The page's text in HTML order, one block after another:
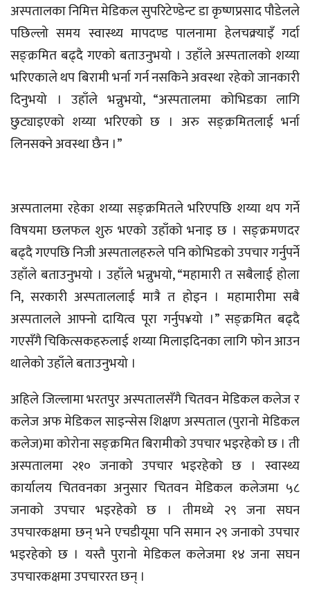
अस्पतालका निमित्त मेडिकल सुपरिटेण्डेन्ट डा कृष्णप्रसाद पौडेलले
पछिल्लो समय स्वास्थ्य मापदण्ड पालनामा हेलचक्र्याइँ गर्दा
सङ्क्रमित बढ्दै गएको बताउनुभयो । उहाँले अस्पतालको शय्या
भरिएकाले थप बिरामी भर्ना गर्न नसकिने अवस्था रहेको जानकारी
दिनुभयो । उहाँले भन्नुभयो, “अस्पतालमा कोभिडका लागि
छुट्याइएको शय्या भरिएको छ । अरु सङ्क्रमितलाई भर्ना
लिनसक्ने अवस्था छैन ।”
अस्पतालमा रहेका शय्या सङ्क्रमितले भरिएपछि शय्या थप गर्ने
विषयमा छलफल शुरु भएको उहाँको भनाइ छ । सङ्क्रमणदर
बढ्दै गएपछि निजी अस्पतालहरुले पनि कोभिडको उपचार गर्नुपर्ने
उहाँले बताउनुभयो । उहाँले भन्नुभयो, “महामारी त सबैलाई होला
नि, सरकारी अस्पताललाई मात्रै त होइन । महामारीमा सबै
अस्पतालले आफ्नो दायित्व पूरा गर्नुप¥यो ।” सङ्क्रमित बढ्दै
गएसँगै चिकित्सकहरुलाई शय्या मिलाइदिनका लागि फोन आउन
थालेको उहाँले बताउनुभयो ।
अहिले जिल्लामा भरतपुर अस्पतालसँगै चितवन मेडिकल कलेज र
कलेज अफ मेडिकल साइन्सेस शिक्षण अस्पताल (पुरानो मेडिकल
कलेज)मा कोरोना सङ्क्रमित बिरामीको उपचार भइरहेको छ । ती
अस्पतालमा २१० जनाको उपचार भइरहेको छ । स्वास्थ्य
कार्यालय चितवनका अनुसार चितवन मेडिकल कलेजमा ५८
जनाको उपचार भइरहेको छ । तीमध्ये २९ जना सघन
उपचारकक्षमा छन् भने एचडीयूमा पनि समान २९ जनाको उपचार
भइरहेको छ । यस्तै पुरानो मेडिकल कलेजमा १४ जना सघन
उपचारकक्षमा उपचाररत छन् ।